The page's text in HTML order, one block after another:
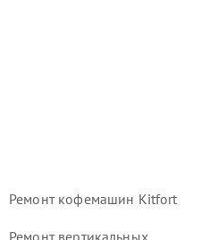
Ремонт кофемашин Kitfort
Ремонт вертикальных